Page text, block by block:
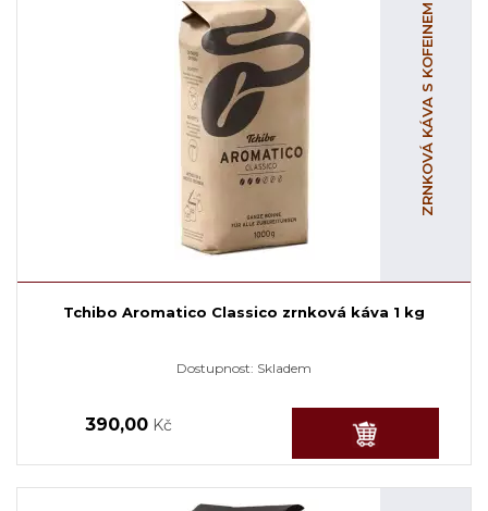
ZRNKOVÁ KÁVA S KOFEINEM
Tchibo Aromatico Classico zrnková káva 1 kg
Dostupnost: Skladem
390,00 Kč